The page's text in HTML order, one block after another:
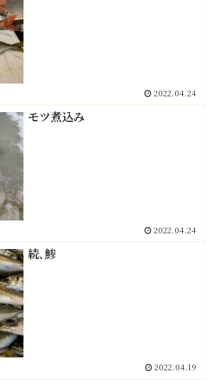
2022.04.24
モツ煮込み
2022.04.24
続､鯵
2022.04.19